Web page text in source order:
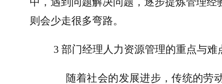
则会少走很多弯路。
3 部门经理人力资源管理的重点与难
随着社会的发展进步，传统的劳